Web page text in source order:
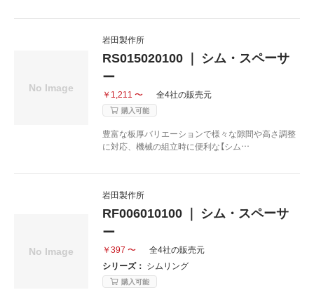
岩田製作所
RS015020100 ｜ シム・スペーサ
ー
￥1,211 〜 全4社の販売元
購入可能
豊富な板厚バリエーションで様々な隙間や高さ調整
に対応、機械の組立時に便利な【シム…
岩田製作所
RF006010100 ｜ シム・スペーサ
ー
￥397 〜
全4社の販売元
シリーズ： シムリング
購入可能